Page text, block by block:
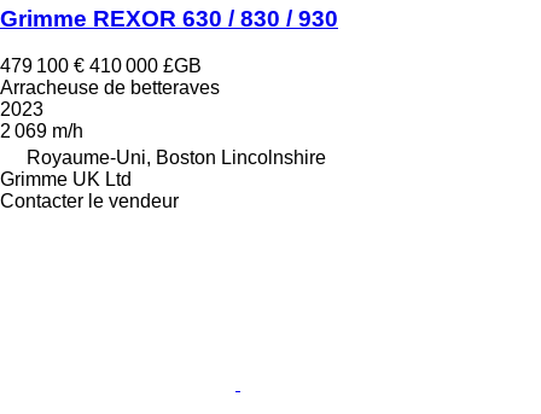
Grimme REXOR 630 / 830 / 930
479 100 € 410 000 £GB
Arracheuse de betteraves
2023
2 069 m/h
Royaume-Uni, Boston Lincolnshire
Grimme UK Ltd
Contacter le vendeur